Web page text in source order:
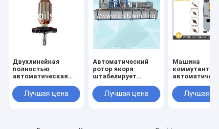
Двухлинейная
полностью
автоматическая
виндерная машина
для двигателя
Лучшая цена
Автоматический
ротор якоря
штабелирует
машину для
нанесения
Лучшая цена
Машина
коммутанта
поворачивая
трехосным
Лучшая